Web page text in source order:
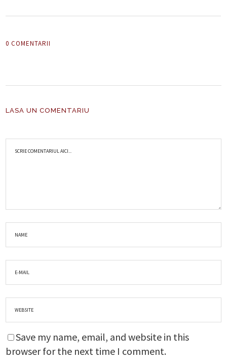
0 COMENTARII
LASA UN COMENTARIU
Save my name, email, and website in this
browser for the next time I comment.